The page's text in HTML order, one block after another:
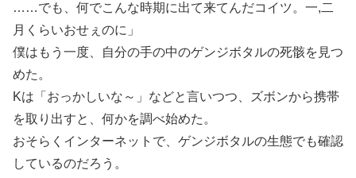
……でも、何でこんな時期に出て来てんだコイツ。一,二
月くらいおせぇのに」
僕はもう一度、自分の手の中のゲンジボタルの死骸を見つ
めた。
Kは「おっかしいな～」などと言いつつ、ズボンから携帯
を取り出すと、何かを調べ始めた。
おそらくインターネットで、ゲンジボタルの生態でも確認
しているのだろう。